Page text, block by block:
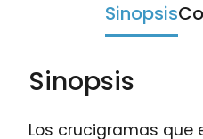
Sinopsis
Sinopsis
Los crucigramas que